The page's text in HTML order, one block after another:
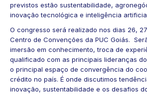
previstos estão sustentabilidade,
inovação tecnológica e inteligência
O congresso será realizado nos dias 26,
Centro de Convenções da PUC Goiás.
imersão em conhecimento, troca de
qualificado com as principais lideranças
o principal espaço de convergência do
crédito no país. É onde discutimos
inovação, sustentabilidade e os desafios